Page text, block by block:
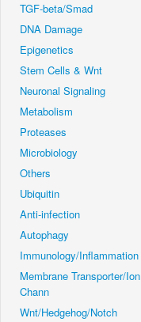
TGF-beta/Smad
DNA Damage
Epigenetics
Stem Cells & Wnt
Neuronal Signaling
Metabolism
Proteases
Microbiology
Others
Ubiquitin
Anti-infection
Autophagy
Immunology/Inflammation
Membrane Transporter/Ion
Chann
Wnt/Hedgehog/Notch